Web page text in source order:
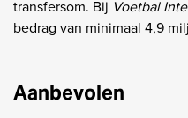
transfersom. Bij Voetbal
bedrag van minimaal 4,9
Aanbevolen